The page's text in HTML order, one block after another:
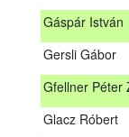
Gáspár István
Gersli Gábor
Gfellner Péter
Glacz Róbert
Gaál Győző